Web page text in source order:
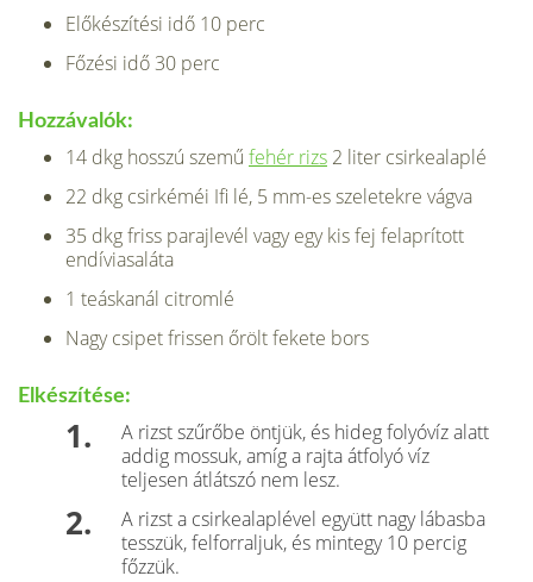
Előkészítési idő 10 perc
Főzési idő 30 perc
Hozzávalók:
14 dkg hosszú szemű fehér rizs 2 liter csirkealaplé
22 dkg csirkéméi Ifi lé, 5 mm-es szeletekre vágva
35 dkg friss parajlevél vagy egy kis fej felaprított
endíviasaláta
1 teáskanál citromlé
Nagy csipet frissen őrölt fekete bors
Elkészítése:
A rizst szűrőbe öntjük, és hideg folyóvíz alatt
addig mossuk, amíg a rajta átfolyó víz
teljesen átlátszó nem lesz.
A rizst a csirkealaplével együtt nagy lábasba
tesszük, felforraljuk, és mintegy 10 percig
főzzük.